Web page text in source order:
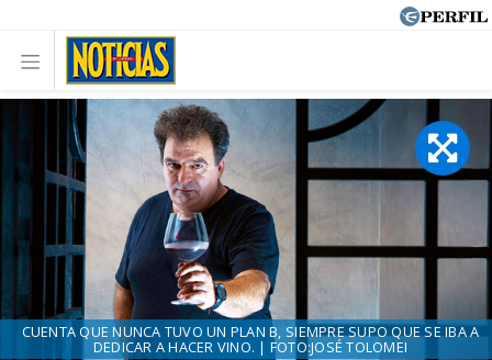
CUENTA QUE NUNCA TUVO UN PLAN B, SIEMPRE SUPO QUE SE IBA A
DEDICAR A HACER VINO. | FOTO:JOSÉ TOLOMEI